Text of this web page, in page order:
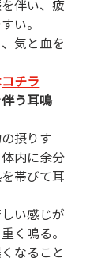
伴い、疲
い。
気と血を
コチラ
う耳鳴
摂りす
内に余分
帯びて耳
い感じが
く鳴る。
なること